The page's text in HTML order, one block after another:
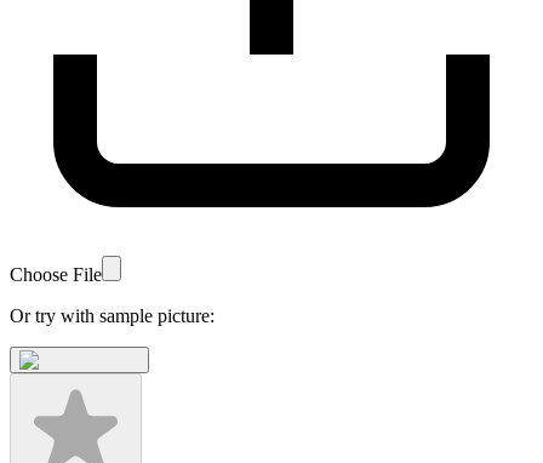
Choose File
Or try with sample picture: